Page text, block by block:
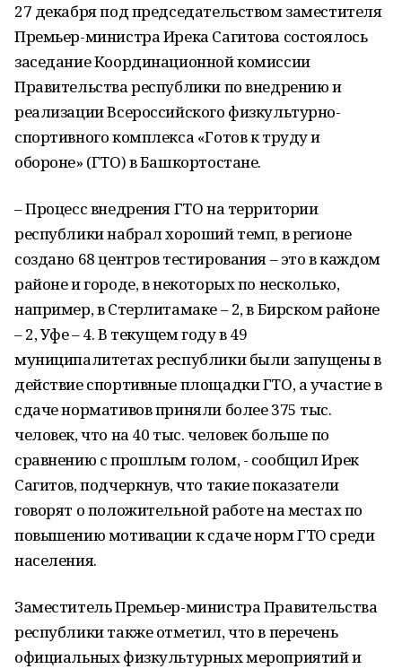
27 декабря под председательством заместителя
Премьер-министра Ирека Сагитова состоялось
заседание Координационной комиссии
Правительства республики по внедрению и
реализации Всероссийского физкультурно-
спортивного комплекса «Готов к труду и
обороне» (ГТО) в Башкортостане.
– Процесс внедрения ГТО на территории
республики набрал хороший темп, в регионе
создано 68 центров тестирования – это в каждом
районе и городе, в некоторых по несколько,
например, в Стерлитамаке – 2, в Бирском районе
– 2, Уфе – 4. В текущем году в 49
муниципалитетах республики были запущены в
действие спортивные площадки ГТО, а участие в
сдаче нормативов приняли более 375 тыс.
человек, что на 40 тыс. человек больше по
сравнению с прошлым голом, - сообщил Ирек
Сагитов, подчеркнув, что такие показатели
говорят о положительной работе на местах по
повышению мотивации к сдаче норм ГТО среди
населения.
Заместитель Премьер-министра Правительства
республики также отметил, что в перечень
официальных физкультурных мероприятий и